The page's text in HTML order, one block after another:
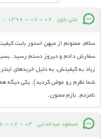
علی باوی 02 - 07 - 1396
:
سلام. ممنونم از میهن استور بابت
سفارش دادم و دیروز دستم رسید.
زیاد به کیفیتش، به دلیل خریدهای
شما نظرم رو عوض کردید). یکی دیگه
نامزدم. بازم ممنون.
مسعود عبدخدایی 03 - 07 - 1396